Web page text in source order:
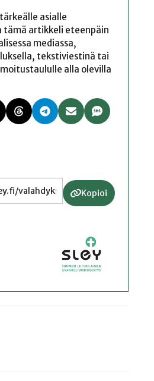
asialle
artikkeli eteenpäin
mediassa,
tekstiviestinä tai
alla olevilla
Kopioi